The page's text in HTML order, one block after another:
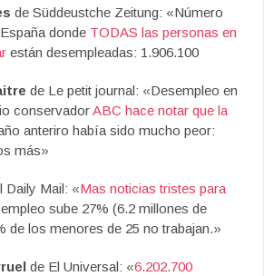
de Süddeustche Zeitung: «Número
donde TODAS las personas en
están desempleadas: 1.906.100
de Le petit journal: «Desempleo en
conservadorABC hace notar que la
anteriro había sido mucho peor:
más»
Daily Mail: «Mas noticias tristes para
sube 27% (6.2 millones de
de los menores de 25 no trabajan.»
de El Universal: «6.202.700